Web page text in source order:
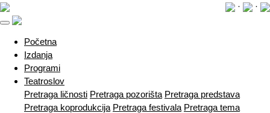
· ·
Početna(current)
Izdanja
Programi
Teatroslov
Pretraga ličnosti Pretraga pozorišta Pretraga predstava
Pretraga koprodukcija Pretraga festivala Pretraga tema